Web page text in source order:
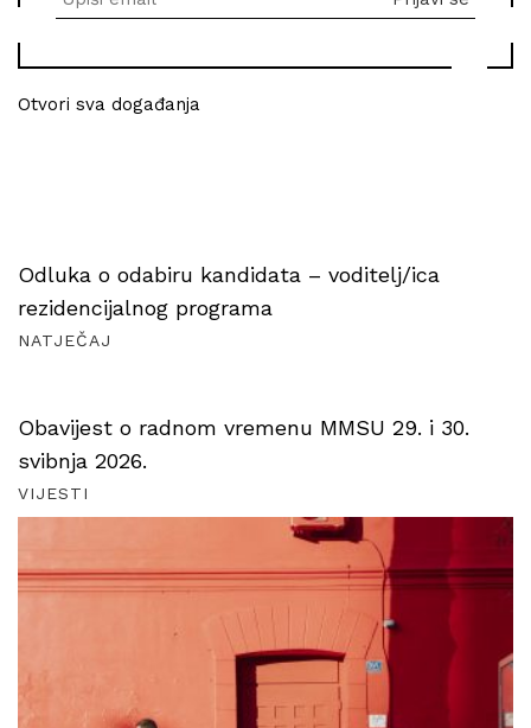
Otvori sva događanja
Odluka o odabiru kandidata – voditelj/ica
rezidencijalnog programa
NATJEČAJ
Obavijest o radnom vremenu MMSU 29. i 30.
svibnja 2026.
VIJESTI